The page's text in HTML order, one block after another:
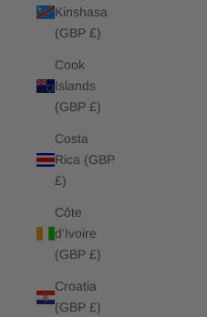
Kinshasa
(GBP £)
Cook
Islands
(GBP £)
Costa
Rica (GBP
£)
Côte
d’Ivoire
(GBP £)
Croatia
(GBP £)